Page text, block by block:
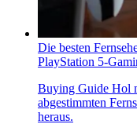
Die besten
PlayStation 5-
Buying Guide Hol
abgestimmten
heraus.